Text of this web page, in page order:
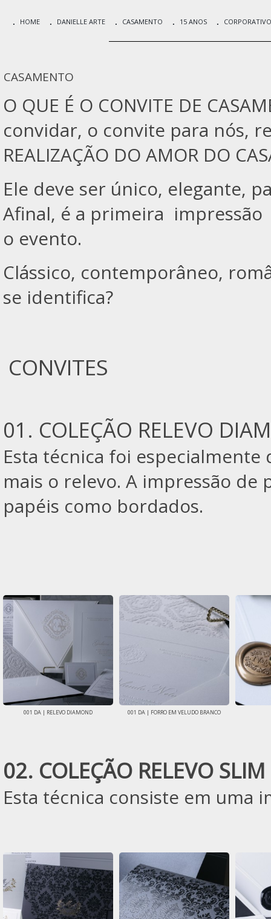
HOME DANIELLE ARTE CASAMENTO 15 ANOS CORPORATIVO
CASAMENTO
O QUE É O CONVITE DE
convidar, o convite para nós,
REALIZAÇÃO DO AMOR DO
Ele deve ser único, elegante,
Afinal, é a primeira
o evento.
Clássico, contemporâneo,
se identifica?
CONVITES
01. COLEÇÃO RELEVO
Esta técnica foi
mais o relevo. A impressão
papéis como bordados.
001 DA | RELEVO DIAMOND 001 DA | FORRO EM VELUDO BRANCO
02. COLEÇÃO RELEVO SLIM
Esta técnica consiste em uma